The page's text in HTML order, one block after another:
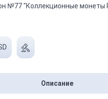
№77 "Коллекционные
Описание